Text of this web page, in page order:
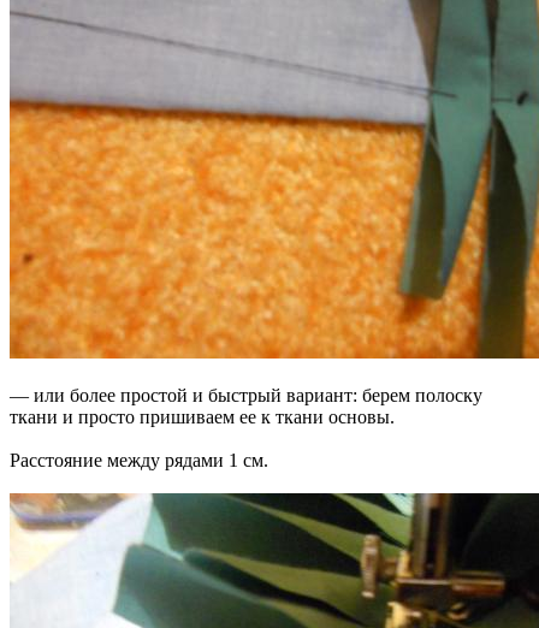
— или более простой и быстрый вариант: берем полоску
ткани и просто пришиваем ее к ткани основы.
Расстояние между рядами 1 см.